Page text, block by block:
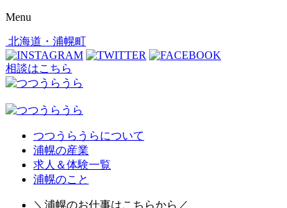
Menu
北海道・浦幌町
相談はこちら
つつうらうらについて
浦幌の産業
求人＆体験一覧
浦幌のこと
＼浦幌のお仕事はこちらから／